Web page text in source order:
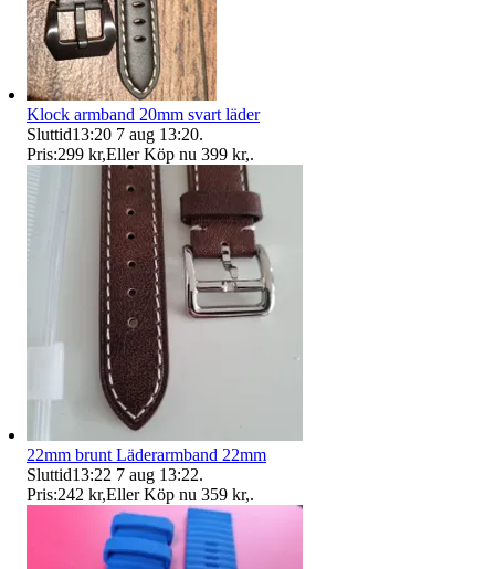
Klock armband 20mm svart läder
Sluttid13:20 7 aug 13:20.
Pris:299 kr,Eller Köp nu 399 kr,.
22mm brunt Läderarmband 22mm
Sluttid13:22 7 aug 13:22.
Pris:242 kr,Eller Köp nu 359 kr,.